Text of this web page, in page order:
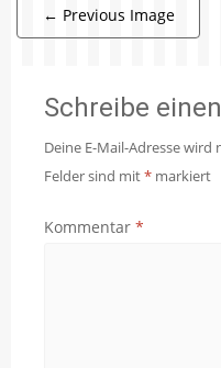
← Previous Image
Schreibe
Deine E-Mail-Adresse
Felder sind mit* markiert
Kommentar *